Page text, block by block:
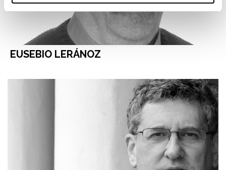
EUSEBIO LERÁNOZ